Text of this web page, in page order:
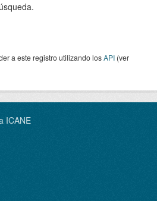
a este registro utilizando losAPI (ver
ICANE